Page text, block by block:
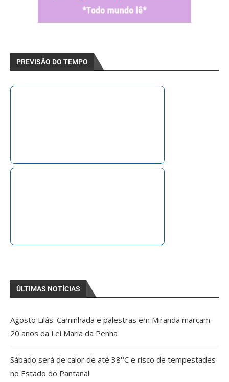
PREVISÃO DO TEMPO
ÚLTIMAS NOTÍCIAS
Agosto Lilás: Caminhada e palestras em Miranda marcam
20 anos da Lei Maria da Penha
Sábado será de calor de até 38°C e risco de tempestades
no Estado do Pantanal